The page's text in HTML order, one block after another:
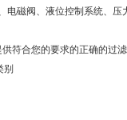
电磁阀、液位控制系统、
符合您的要求的正确的过